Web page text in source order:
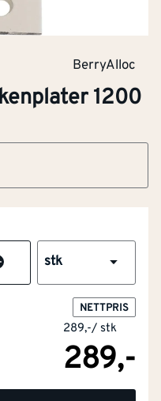
BerryAlloc
1200
stk
NETTPRIS
289,-/ stk
289,-